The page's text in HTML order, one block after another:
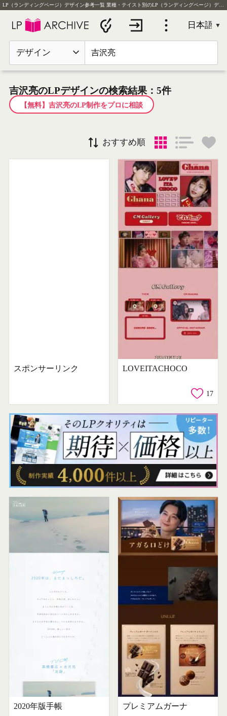
LP（ランディングページ）デザイン参考一覧 業種・テイスト別のLP（ランディングページ）デザイン実例を毎日更新
デザイン
吉沢亮のLPデザインの検索結果：5件
【無料】吉沢亮のLP制作をプロに相談
おすすめ順
スポンサーリンク LOVEITACHOCO
17
2020年版手帳 プレミアムガーナ